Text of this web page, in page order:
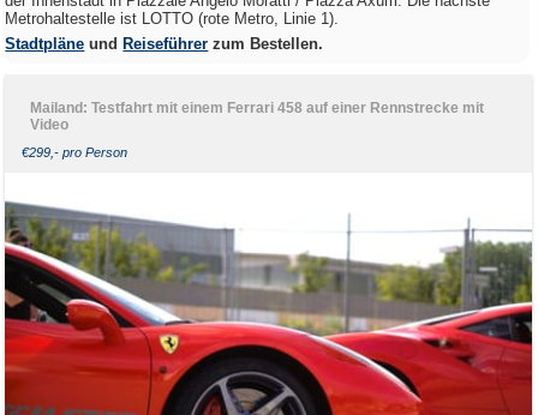
Metrohaltestelle ist LOTTO (rote Metro, Linie 1).
Stadtpläne und Reiseführer zum Bestellen.
Mailand: Testfahrt mit einem Ferrari 458 auf einer Rennstrecke mit
Video
€299,- pro Person